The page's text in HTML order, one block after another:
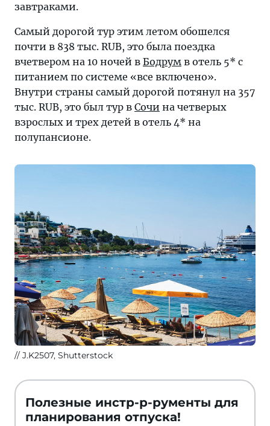
но
с
48
до
47
тыс.
RUB.
Зато
отдых
8 %,
а
средняя
стоимость
заграничных
туров
увеличилась
с
84
до
тыс.
RUB.
завтраками.
Самый дорогой тур этим летом обошелся
почти в 838 тыс. RUB, это была поездка
вчетвером на 10 ночей в Бодрум в отель 5* с
питанием по системе «все включено».
Внутри страны самый дорогой потянул на 357
тыс. RUB, это был тур в Сочи на четверых
взрослых и трех детей в отель 4* на
полупансионе.
J.K2507, Shutterstock
Полезные инстр-р-рументы для
планирования отпуска!